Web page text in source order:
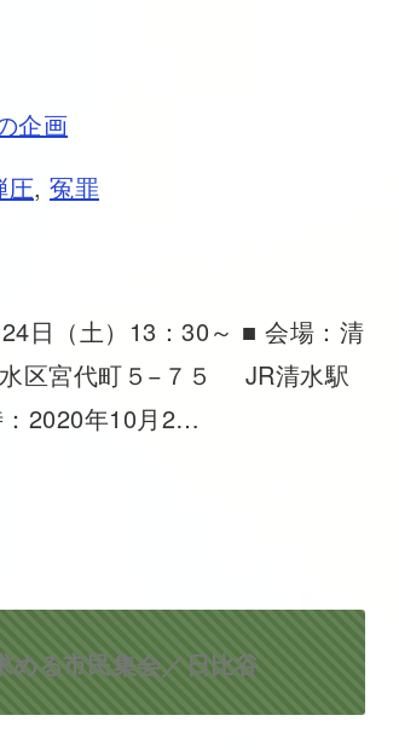
企画
圧, 冤罪
日（土）13：30～ ■ 会場：清
区宮代町５−７５ JR清水駅
2020年10月2…
める市民集会／日比谷